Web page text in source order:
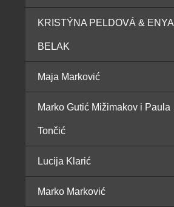
KRISTÝNA PELDOVÁ & ENYA
BELAK
Maja Marković
Marko Gutić Mižimakov i Paula
Tončić
Lucija Klarić
Marko Marković